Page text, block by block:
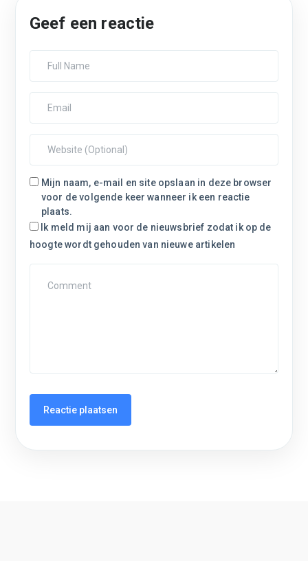
Geef een reactie
Mijn naam, e-mail en site opslaan in deze browser
voor de volgende keer wanneer ik een reactie
plaats.
Ik meld mij aan voor de nieuwsbrief zodat ik op de
hoogte wordt gehouden van nieuwe artikelen